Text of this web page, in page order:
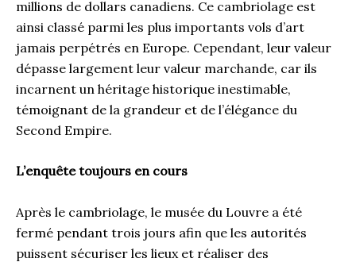
millions de dollars canadiens. Ce cambriolage est
ainsi classé parmi les plus importants vols d’art
jamais perpétrés en Europe. Cependant, leur valeur
dépasse largement leur valeur marchande, car ils
incarnent un héritage historique inestimable,
témoignant de la grandeur et de l’élégance du
Second Empire.
L’enquête toujours en cours
Après le cambriolage, le musée du Louvre a été
fermé pendant trois jours afin que les autorités
puissent sécuriser les lieux et réaliser des